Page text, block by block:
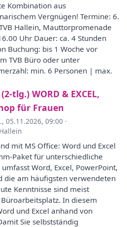
Kombination aus
Vergnügen! Termine: 6.
Hallein, Mauttorpromenade
Uhr Dauer: ca. 4 Stunden
Buchung: bis 1 Woche vor
TVB Büro oder unter
min. 6 Personen | max.
tlg.) WORD & EXCEL,
für Frauen
05.11.2026, 09:00 ·
mit MS Office: Word und Excel
Paket für unterschiedliche
Word, Excel, PowerPoint,
die am häufigsten verwendeten
Kenntnisse sind meist
In diesem
und Excel anhand von
Sie selbstständig